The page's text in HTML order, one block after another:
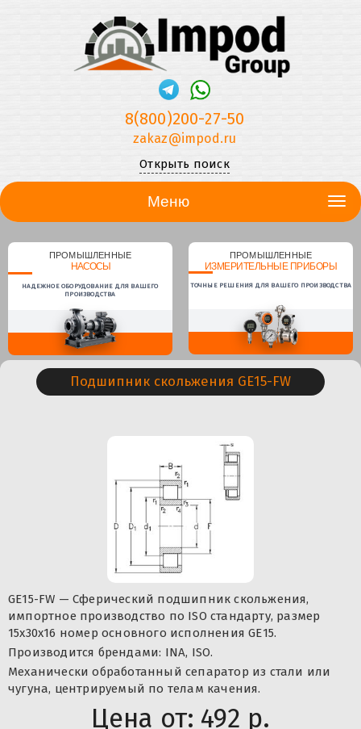
8(800)200-27-50
zakaz@impod.ru
Открыть поиск
Меню
ПРОМЫШЛЕННЫЕ
НАСОСЫ
НАДЕЖНОЕ ОБОРУДОВАНИЕ ДЛЯ ВАШЕГО
ПРОИЗВОДСТВА
ПРОМЫШЛЕННЫЕ
ИЗМЕРИТЕЛЬНЫЕ ПРИБОРЫ
ТОЧНЫЕ РЕШЕНИЯ ДЛЯ ВАШЕГО ПРОИЗВОДСТВА
Подшипник скольжения GE15-FW
GE15-FW — Сферический подшипник скольжения,
импортное производство по ISO стандарту, размер
15x30x16 номер основного исполнения GE15.
Производится брендами: INA, ISO.
Механически обработанный сепаратор из стали или
чугуна, центрируемый по телам качения.
Цена от: 492 р.